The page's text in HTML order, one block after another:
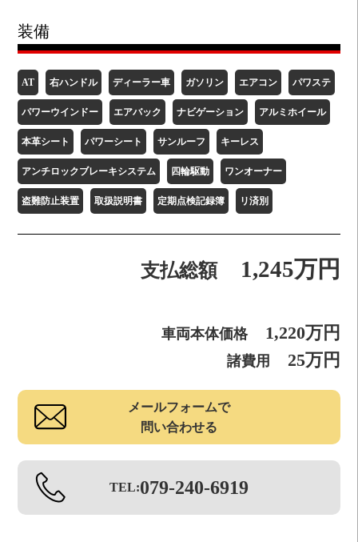
装備
AT 右ハンドル ディーラー車 ガソリン エアコン パワステ
パワーウインドー エアバック ナビゲーション アルミホイール
本革シート パワーシート サンルーフ キーレス
アンチロックブレーキシステム 四輪駆動 ワンオーナー
盗難防止装置 取扱説明書 定期点検記録簿 リ済別
支払総額 1,245万円
車両本体価格 1,220万円
諸費用 25万円
メールフォームで
問い合わせる
TEL:079-240-6919